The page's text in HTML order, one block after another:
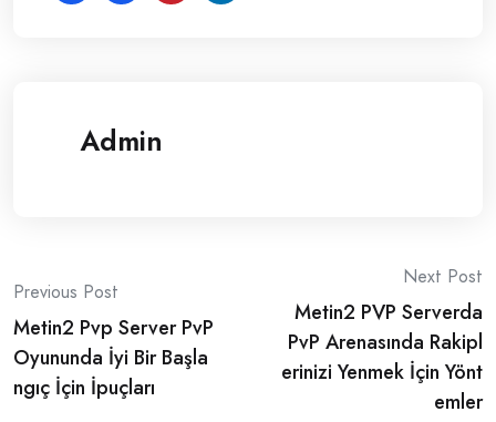
Admin
Post
navigation
Previous Post
Metin2 Pvp Server PvP
Oyununda İyi Bir Başla
ngıç İçin İpuçları
Next Post
Metin2 PVP Serverda
PvP Arenasında Rakipl
erinizi Yenmek İçin Yönt
emler